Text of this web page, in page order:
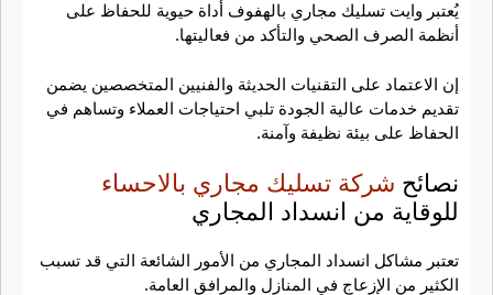
يُعتبر وايت تسليك مجاري بالهفوف أداة حيوية للحفاظ على
أنظمة الصرف الصحي والتأكد من فعاليتها.
إن الاعتماد على التقنيات الحديثة والفنيين المتخصصين يضمن
تقديم خدمات عالية الجودة تلبي احتياجات العملاء وتساهم في
الحفاظ على بيئة نظيفة وآمنة.
نصائح شركة تسليك مجاري بالاحساء
للوقاية من انسداد المجاري
تعتبر مشاكل انسداد المجاري من الأمور الشائعة التي قد تسبب
الكثير من الإزعاج في المنازل والمرافق العامة.